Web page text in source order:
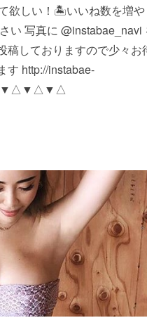
欲しい！ 🏝いいね数を増
い 写真に @instabae_navi
稿しておりますので少々お
す http://instabae-